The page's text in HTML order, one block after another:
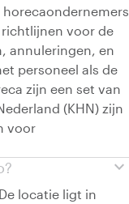
voor de
annuleringen, en
personeel als de
zijn een set van
(KHN) zijn
voor
expand_more
locatie ligt in